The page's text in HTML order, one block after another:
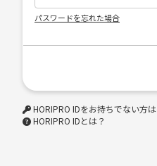
パスワードを忘れた場合
HORIPRO IDをお持ちでない方
HORIPRO IDとは？